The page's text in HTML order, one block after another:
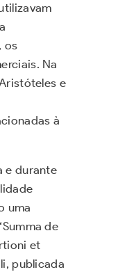
os
Na
e
à
e durante
uma
de
et
publicada